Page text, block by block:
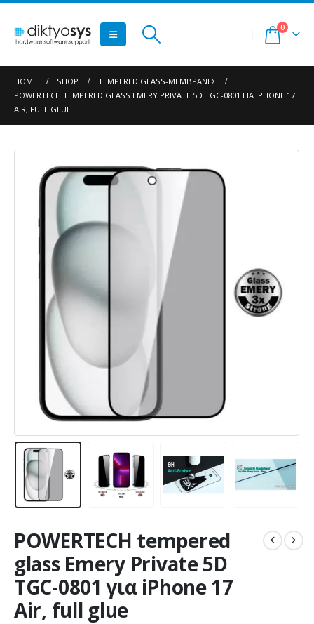
0
HOME SHOP
TEMPERED GLASS-ΜΕΜΒΡΆΝΕΣ
POWERTECH TEMPERED GLASS EMERY PRIVATE 5D TGC-0801 ΓΙΑ IPHONE 17
AIR, FULL GLUE
POWERTECH tempered
glass Emery Private 5D
TGC-0801 για iPhone 17
Air, full glue